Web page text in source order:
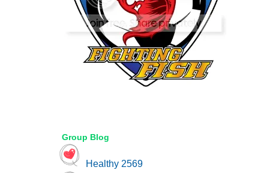
Group Blog
Healthy 2569